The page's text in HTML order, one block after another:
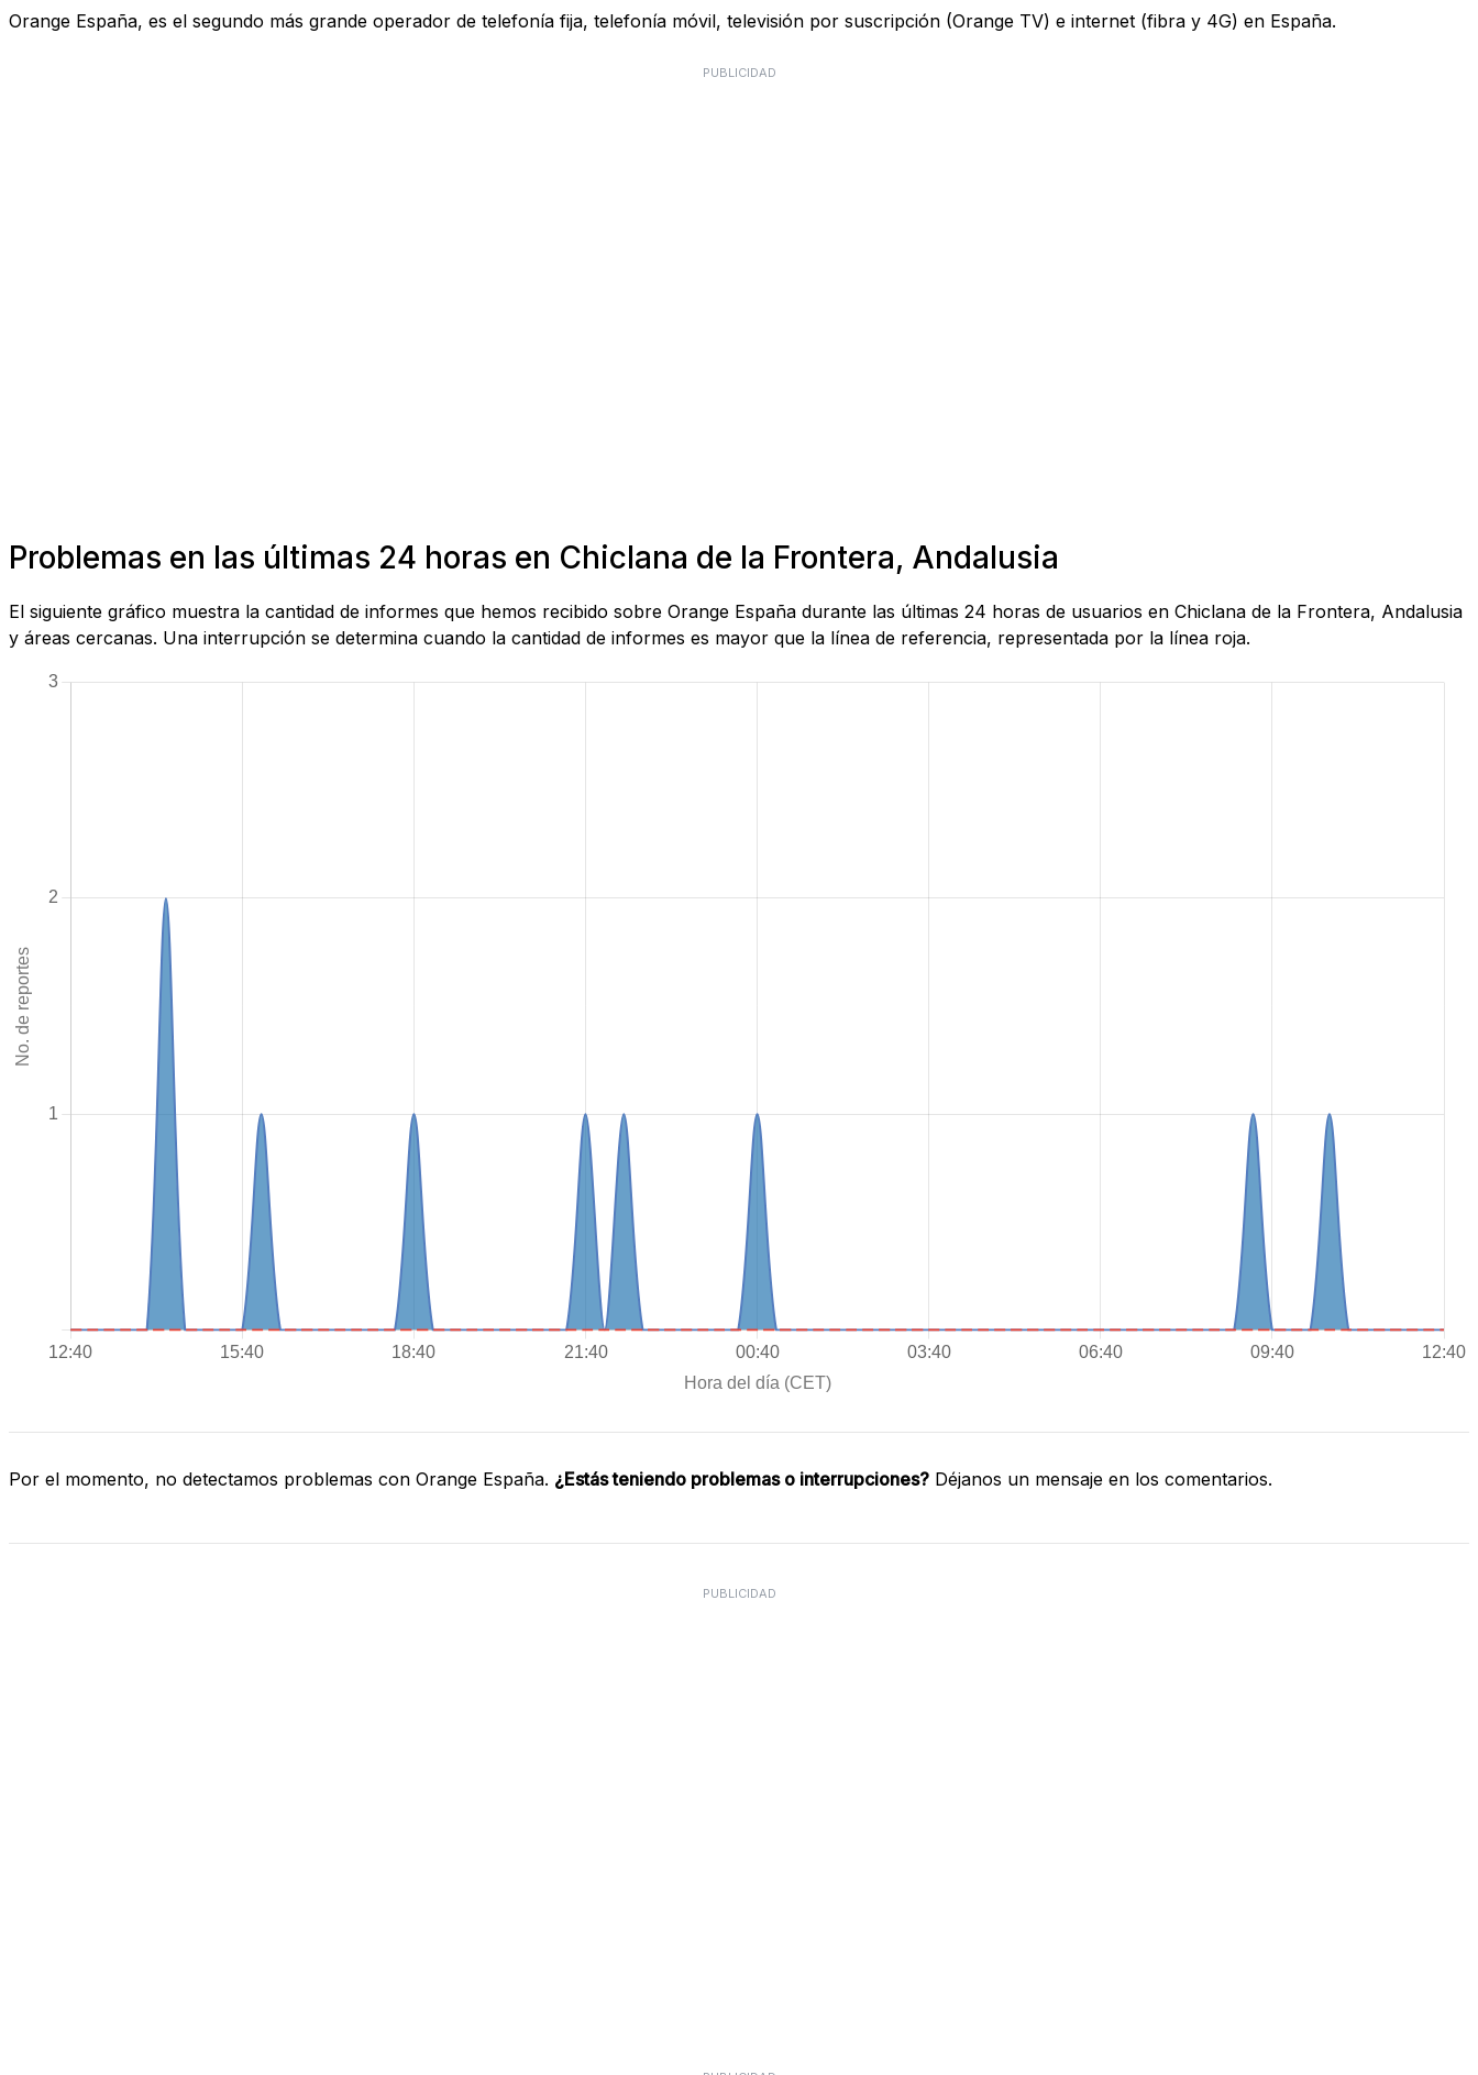
Orange España, es el segundo más grande operador de telefonía fija, telefonía móvil, televisión por suscripción (Orange TV) e internet (fibra y 4G) en España.
PUBLICIDAD
Problemas en las últimas 24 horas en Chiclana de la Frontera, Andalusia
El siguiente gráfico muestra la cantidad de informes que hemos recibido sobre Orange España durante las últimas 24 horas de usuarios en Chiclana de la Frontera, Andalusia
y áreas cercanas. Una interrupción se determina cuando la cantidad de informes es mayor que la línea de referencia, representada por la línea roja.
Por el momento, no detectamos problemas con Orange España. ¿Estás teniendo problemas o interrupciones? Déjanos un mensaje en los comentarios.
PUBLICIDAD